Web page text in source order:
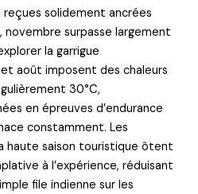
solidement ancrées
novembre surpasse largement
la garrigue
août imposent des chaleurs
30°C,
en épreuves d’endurance
constamment. Les
haute saison touristique ôtent
à l’expérience, réduisant
file indienne sur les